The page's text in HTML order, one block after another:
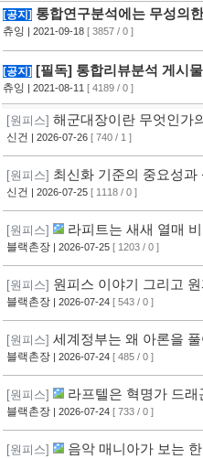
[공지] 통합연구분석에는 무성의
츄잉 | 2021-09-18 [ 3857 / 0 ]
[공지] [필독] 통합리뷰분석 게시
츄잉 | 2021-08-11 [ 4189 / 0 ]
[원피스] 해군대장이란 무엇인가
신건 | 2026-07-26 [ 740 / 1 ]
[원피스] 최신화 기준의 중요성과
신건 | 2026-07-25 [ 1118 / 0 ]
[원피스] 라피트는 새새 열매
블랙촌장 | 2026-07-25 [ 1203 / 0 ]
[원피스] 원피스 이야기 그리고
답은 없다
블랙촌장 | 2026-07-24 [ 543 / 0 ]
[원피스] 세계정부는 왜 아론을
블랙촌장 | 2026-07-24 [ 485 / 0 ]
[원피스] 라프텔은 혁명가 드
블랙촌장 | 2026-07-24 [ 733 / 0 ]
[원피스] 음악 매니아가 보는